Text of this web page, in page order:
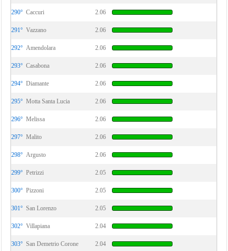
290° Caccuri 2.06
291° Vazzano 2.06
292° Amendolara 2.06
293° Casabona 2.06
294° Diamante 2.06
295° Motta Santa Lucia 2.06
296° Melissa 2.06
297° Malito 2.06
298° Argusto 2.06
299° Petrizzi 2.05
300° Pizzoni 2.05
301° San Lorenzo 2.05
302° Villapiana 2.04
303° San Demetrio Corone 2.04